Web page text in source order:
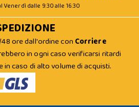
dalle 9:30 alle 16:30
ore dall'ordine con Corriere
in ogni caso verificarsi ritardi
in caso di alto volume di acquisti.